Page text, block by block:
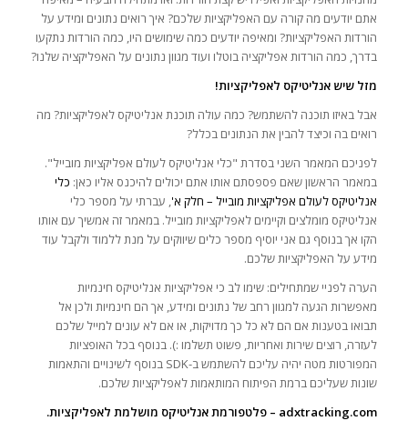
אתם יודעים מה קורה עם האפליקציות שלכם? איך רואים נתונים ומידע על
הורדות האפליקציות? ומאיפה יודעים כמה שימושים היו, כמה הורדות נתקעו
בדרך, כמה הורדות אפליקציה בוטלו ועוד מגוון נתונים על האפליקציה שלנו?
מזל שיש אנליטיקס לאפליקציות!
אבל באיזו תוכנה להשתמש? כמה עולה תוכנת אנליטיקס לאפליקציות? מה
רואים בה וכיצד להבין את הנתונים בכלל?
לפניכם המאמר השני בסדרת "כלי אנליטיקס לעולם אפליקציות מובייל".
במאמר הראשון שאם פספסתם אותו אתם יכולים להיכנס אליו כאן: כלי
אנליטיקס לעולם אפליקציות מובייל – חלק א', עברתי על מספר כלי
אנליטיקס מומלצים וקיימים לאפליקציות מובייל. במאמר זה אמשיך עם אותו
הקו אך בנוסף גם אני יוסיף מספר כלים שיווקים על מנת ללמוד ולקבל עוד
מידע על האפליקציות שלכם.
הערה לפניי שמתחילים: שימו לב כי אפליקציות אנליטיקס חינמיות
מאפשרות הגעה למגוון רחב של נתונים ומידע, אך הם חינמיות ולכן אל
תבואו בטענות אם הם לא כל כך מדויקות, או אם לא עונים למייל שלכם
לעזרה, רוצים שירות ואחריות, פשוט תשלמו :). בנוסף בכל האופציות
המפורטות מטה יהיה עליכם להשתמש ב-SDK בנוסף לשינויים והתאמות
שונות שעליכם ברמת הפיתוח המותאמות לאפליקציות שלכם.
adxtracking.com – פלטפורמת אנליטיקס מושלמת לאפליקציות.